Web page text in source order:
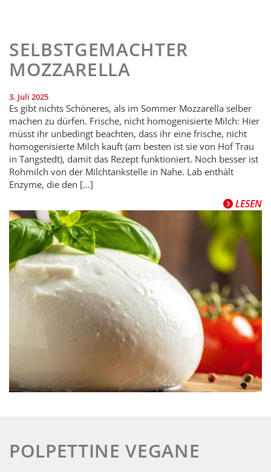
SELBSTGEMACHTER
MOZZARELLA
3. Juli 2025
Es gibt nichts Schöneres, als im Sommer Mozzarella selber
machen zu dürfen. Frische, nicht homogenisierte Milch: Hier
müsst ihr unbedingt beachten, dass ihr eine frische, nicht
homogenisierte Milch kauft (am besten ist sie von Hof Trau
in Tangstedt), damit das Rezept funktioniert. Noch besser ist
Rohmilch von der Milchtankstelle in Nahe. Lab enthält
Enzyme, die den […]
LESEN
POLPETTINE VEGANE